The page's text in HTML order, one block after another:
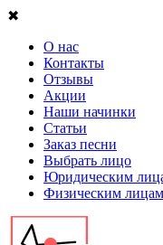
✖
О нас
Контакты
Отзывы
Акции
Наши начинки
Статьи
Заказ песни
Выбрать лицо
Юридическим
Физическим лицам